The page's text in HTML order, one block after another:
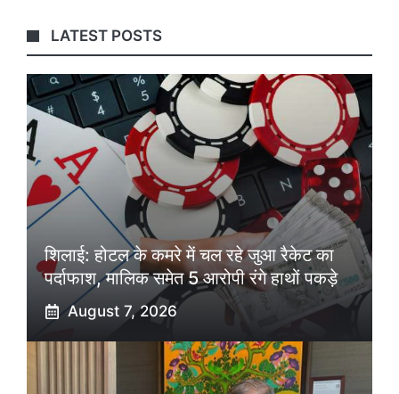
LATEST POSTS
शिलाई: होटल के कमरे में चल रहे जुआ रैकेट का
पर्दाफाश, मालिक समेत 5 आरोपी रंगे हाथों पकड़े
August 7, 2026